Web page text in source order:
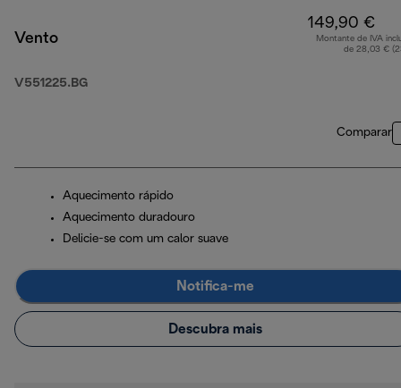
Vento
V551225.BG
149,90 €
Montante de IVA
de 28,03 €
Comparar
Aquecimento rápido
Aquecimento duradouro
Delicie-se com um calor suave
Notifica-me
Descubra mais